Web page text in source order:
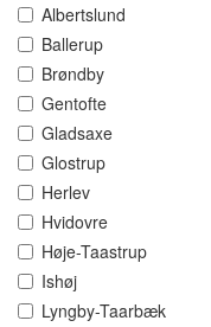
Albertslund
Ballerup
Brøndby
Gentofte
Gladsaxe
Glostrup
Herlev
Hvidovre
Høje-Taastrup
Ishøj
Lyngby-Taarbæk